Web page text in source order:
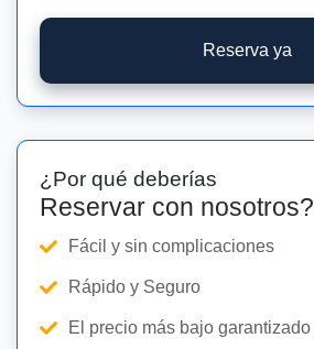
Reserva ya
¿Por qué deberías
Reservar con nosotros?
Fácil y sin complicaciones
Rápido y Seguro
El precio más bajo garantizado